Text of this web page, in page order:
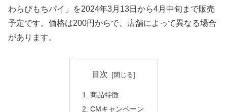
わらびもちパイ」を2024年3月13日から4月中旬まで販売
予定です。価格は200円からで、店舗によって異なる場合
があります。
目次
商品特徴
CMキャンペーン